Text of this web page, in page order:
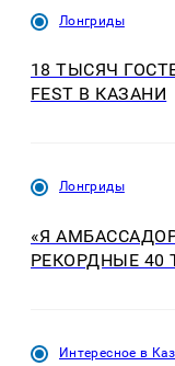
Лонгриды
18 ТЫСЯЧ
FEST В КАЗАНИ
Лонгриды
«Я
РЕКОРДНЫЕ 40
Интересное в